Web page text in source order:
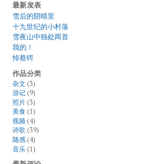
最新发表
雪后的阴晴里
十九世纪的小村落
雪夜山中独处两首
我的！
悼蔡锷
作品分类
杂文 (3)
游记(9)
照片(3)
美食 (1)
视频(4)
诗歌(39)
随感(4)
音乐(1)